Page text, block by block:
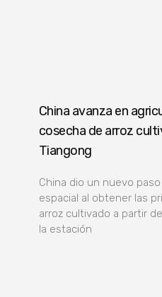
China avanza en
cosecha de arroz
Tiangong
China dio un nuevo
espacial al obtener las
arroz cultivado a partir
la estación